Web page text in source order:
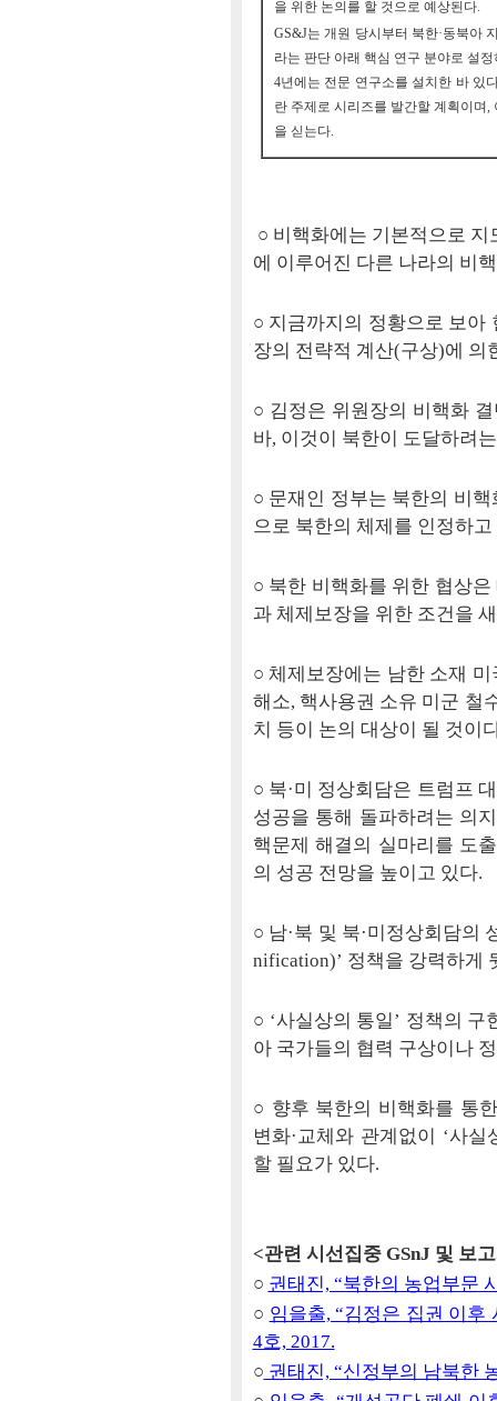
을 위한 논의를 할 것으로 예상된다.
GS&J는 개원 당시부터 북한·동북아
라는 판단 아래 핵심 연구 분야로 설
4년에는 전문 연구소를 설치한 바 있
란 주제로 시리즈를 발간할 계획이며
을 싣는다.
○ 비핵화에는 기본적으로
에 이루어진 다른 나라의 비
○ 지금까지의 정황으로 보아
장의 전략적 계산(구상)에 의
○ 김정은 위원장의 비핵화
바, 이것이 북한이 도달하려
○ 문재인 정부는 북한의 비
으로 북한의 체제를 인정하
○ 북한 비핵화를 위한 협상
과 체제보장을 위한 조건을
○ 체제보장에는 남한 소재
해소, 핵사용권 소유 미군 철
치 등이 논의 대상이 될 것이
○ 북·미 정상회담은 트럼프
성공을 통해 돌파하려는 의
핵문제 해결의 실마리를 도
의 성공 전망을 높이고 있다.
○ 남·북 및 북·미정상회담의
nification)’ 정책을 강력하게
○ ‘사실상의 통일’ 정책의
아 국가들의 협력 구상이나
○ 향후 북한의 비핵화를 통
변화·교체와 관계없이 ‘사
할 필요가 있다.
<관련 시선집중 GSnJ 및 보
○ 권태진, “북한의 농업부문
○ 임을출, “김정은 집권 이후
4호, 2017.
○ 권태진, “신정부의 남북한